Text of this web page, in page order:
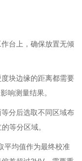
台上，确保放置无倾
块边缘的距离都需要‌
响测量结果。
分后选取不同区域布
等分区域。
平均值作为最终校准